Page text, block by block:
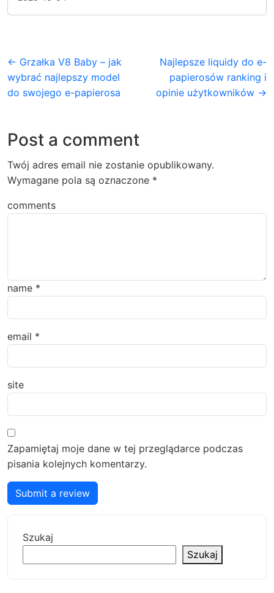
← Grzałka V8 Baby – jak
wybrać najlepszy model
do swojego e-papierosa
Najlepsze liquidy do e-
papierosów ranking i
opinie użytkowników →
Post a comment
Twój adres email nie zostanie opublikowany.
Wymagane pola są oznaczone *
comments
name *
email *
site
Zapamiętaj moje dane w tej przeglądarce podczas
pisania kolejnych komentarzy.
Submit a review
Szukaj
Szukaj